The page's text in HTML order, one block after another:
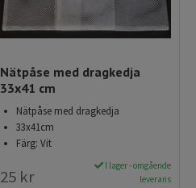
Nätpåse med dragkedja
33x41 cm
Nätpåse med dragkedja
33x41cm
Färg: Vit
25 kr
I lager - omgående
leverans